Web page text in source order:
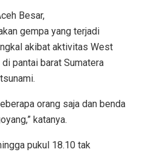
Besar,
gempa yang terjadi
akibat aktivitas West
pantai barat Sumatera
orang saja dan benda
katanya.
pukul 18.10 tak